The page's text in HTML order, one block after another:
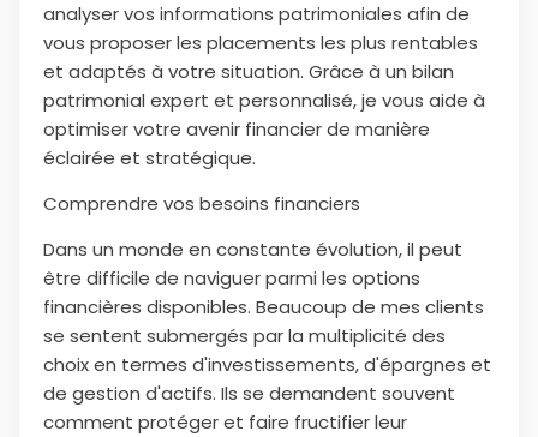
analyser vos informations patrimoniales afin de
vous proposer les placements les plus rentables
et adaptés à votre situation. Grâce à un bilan
patrimonial expert et personnalisé, je vous aide à
optimiser votre avenir financier de manière
éclairée et stratégique.
Comprendre vos besoins financiers
Dans un monde en constante évolution, il peut
être difficile de naviguer parmi les options
financières disponibles. Beaucoup de mes clients
se sentent submergés par la multiplicité des
choix en termes d'investissements, d'épargnes et
de gestion d'actifs. Ils se demandent souvent
comment protéger et faire fructifier leur